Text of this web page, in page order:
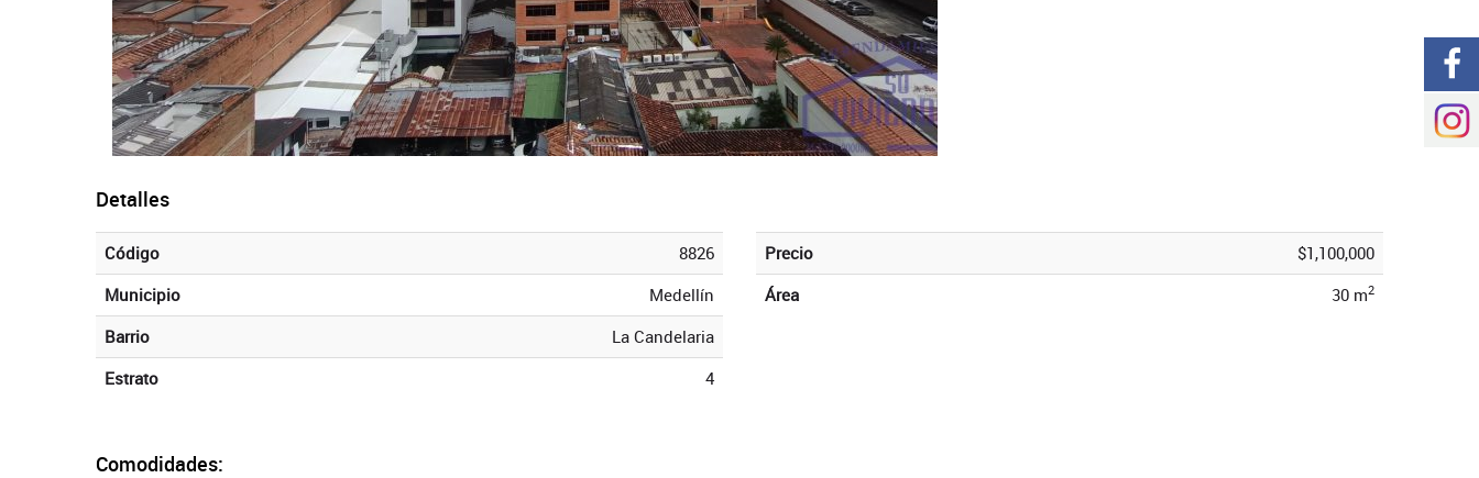
Detalles
Código
8826
Municipio
Medellín
Barrio
La Candelaria
Estrato
4
Precio
$1,100,000
Área
30 m2
Comodidades: